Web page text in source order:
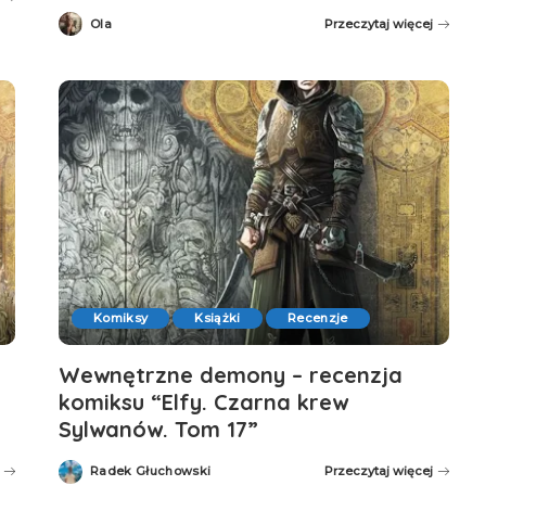
Posted
by
Ola Przeczytaj więcej
Komiksy Książki Recenzje
Wewnętrzne demony – recenzja
komiksu “Elfy. Czarna krew
Sylwanów. Tom 17”
Posted
by
Radek Głuchowski Przeczytaj więcej